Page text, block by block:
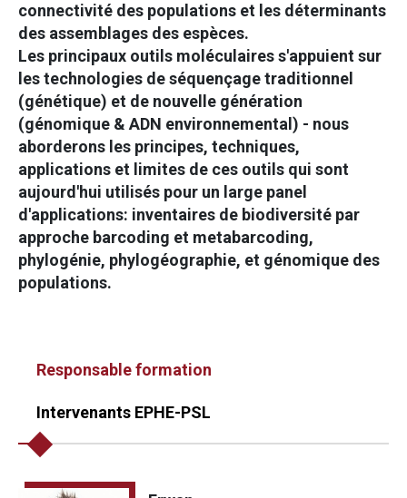
connectivité des populations et les déterminants
des assemblages des espèces.
Les principaux outils moléculaires s'appuient sur
les technologies de séquençage traditionnel
(génétique) et de nouvelle génération
(génomique & ADN environnemental) - nous
aborderons les principes, techniques,
applications et limites de ces outils qui sont
aujourd'hui utilisés pour un large panel
d'applications: inventaires de biodiversité par
approche barcoding et metabarcoding,
phylogénie, phylogéographie, et génomique des
populations.
Responsable formation
Intervenants EPHE-PSL